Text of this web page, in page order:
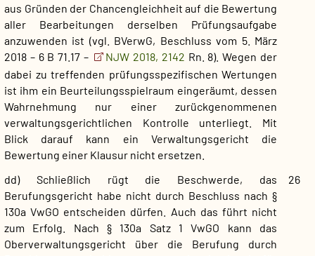
aus Gründen der Chancengleichheit auf die Bewertung
aller Bearbeitungen derselben Prüfungsaufgabe
anzuwenden ist (vgl. BVerwG, Beschluss vom 5. März
2018 – 6 B 71.17 –
NJW 2018, 2142 Rn. 8). Wegen der
dabei zu treffenden prüfungsspezifischen Wertungen
ist ihm ein Beurteilungsspielraum eingeräumt, dessen
Wahrnehmung nur einer zurückgenommenen
verwaltungsgerichtlichen Kontrolle unterliegt. Mit
Blick darauf kann ein Verwaltungsgericht die
Bewertung einer Klausur nicht ersetzen.
26
dd) Schließlich rügt die Beschwerde, das
Berufungsgericht habe nicht durch Beschluss nach §
130a VwGO entscheiden dürfen. Auch das führt nicht
zum Erfolg. Nach § 130a Satz 1 VwGO kann das
Oberverwaltungsgericht über die Berufung durch